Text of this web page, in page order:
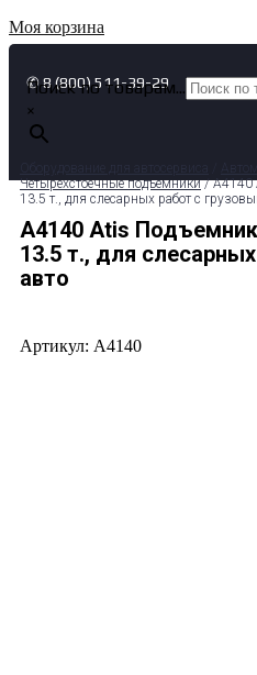
Моя корзина
✆ 8 (800) 511-39-29
Поиск по товарам...
×
Четырехстоечные подъемники/ A4140
13.5 т., для слесарных работ с
A4140 Atis
13.5 т., для
авто
Артикул: A4140